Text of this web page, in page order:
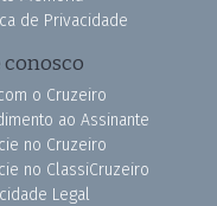
de Privacidade
conosco
o Cruzeiro
ao Assinante
no Cruzeiro
no ClassiCruzeiro
Legal